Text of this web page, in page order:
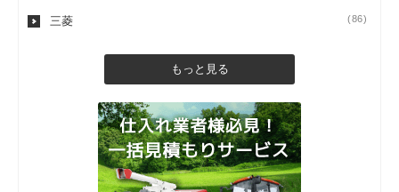
三菱 (86)
もっと見る